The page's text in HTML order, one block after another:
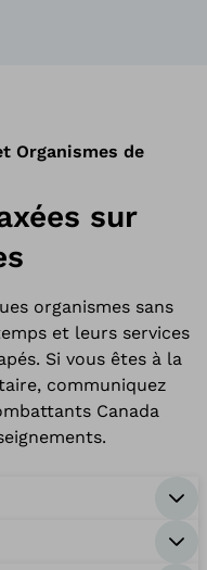
Organismes de
sur
organismes sans
et leurs services
Si vous êtes à la
communiquez
Canada